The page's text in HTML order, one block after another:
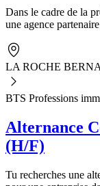
Dans le cadre de la
une agence
LA ROCHE
BTS Professions
Alternance
(H/F)
Tu recherches une